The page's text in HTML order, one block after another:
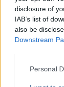
disclosure of
IAB’s list of
also be
Downstream
Personal
pedig
rezsicsökk...
BELFÖLD 2026.
Enyhül a
mindig